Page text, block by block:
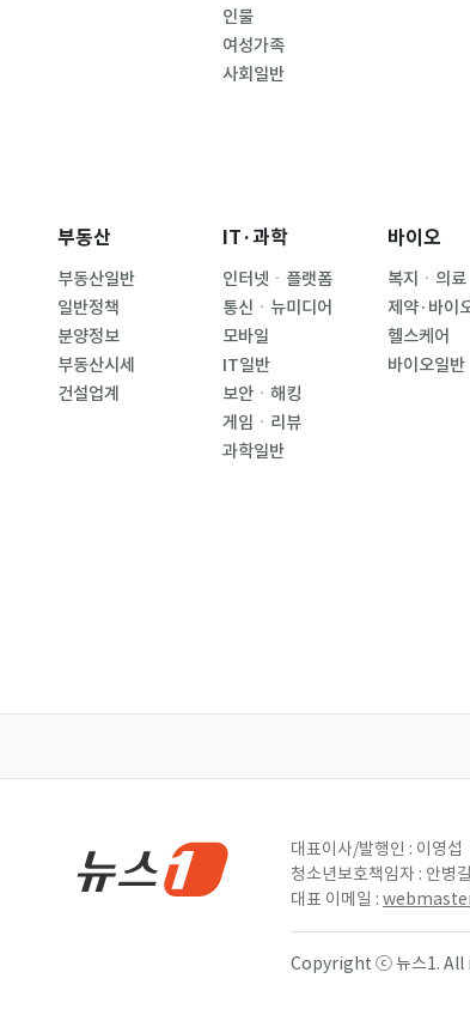
인물
여성가족
사회일반
부동산
부동산일반
일반정책
분양정보
부동산시세
건설업계
IT·과학
인터넷ㆍ플랫폼
통신ㆍ뉴미디어
모바일
IT일반
보안ㆍ해킹
게임ㆍ리뷰
과학일반
바이오
복지ㆍ의료
제약·바이
헬스케어
바이오일반
대표이사/발행인 : 이영섭
청소년보호책임자 : 안병길
대표 이메일 :
Copyright ⓒ 뉴스1. All